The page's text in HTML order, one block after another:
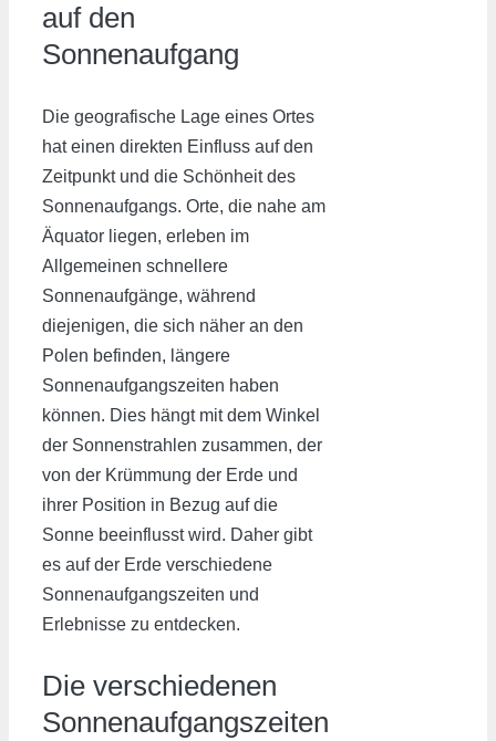
auf den
Sonnenaufgang
Die geografische Lage eines Ortes
hat einen direkten Einfluss auf den
Zeitpunkt und die Schönheit des
Sonnenaufgangs. Orte, die nahe am
Äquator liegen, erleben im
Allgemeinen schnellere
Sonnenaufgänge, während
diejenigen, die sich näher an den
Polen befinden, längere
Sonnenaufgangszeiten haben
können. Dies hängt mit dem Winkel
der Sonnenstrahlen zusammen, der
von der Krümmung der Erde und
ihrer Position in Bezug auf die
Sonne beeinflusst wird. Daher gibt
es auf der Erde verschiedene
Sonnenaufgangszeiten und
Erlebnisse zu entdecken.
Die verschiedenen
Sonnenaufgangszeiten